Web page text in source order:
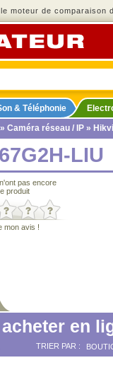
moteur de comparaison
& Téléphonie
» Caméra réseau / IP »
LIU
pas encore
produit
mon avis !
en
TRIER PAR :